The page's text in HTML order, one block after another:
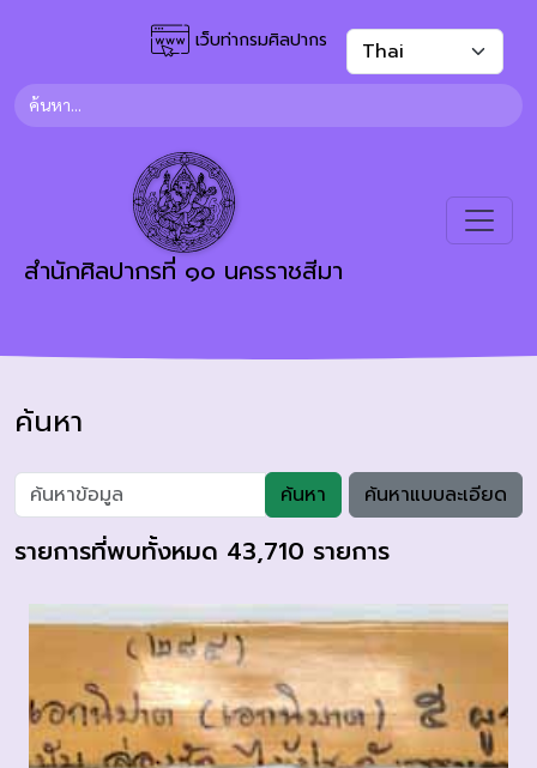
เว็บท่ากรมศิลปากร
สำนักศิลปากรที่ ๑๐ นครราชสีมา
ค้นหา
ค้นหา ค้นหาแบบละเอียด
รายการที่พบทั้งหมด 43,710 รายการ